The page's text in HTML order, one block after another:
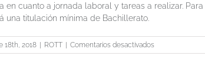
en cuanto a jornada laboral y tareas a realizar.
una titulación mínima de Bachillerato.
18th, 2018 | ROTT | Comentarios desactivadosen
La